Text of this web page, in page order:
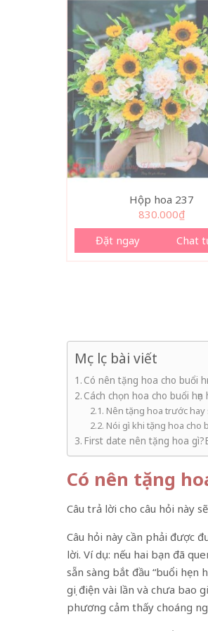
Hộp hoa 237
830.000₫
Đặt ngay
Chat
Mục lục bài viết
Có nên tặng hoa cho buổi
Cách chọn hoa cho buổi
Nên tặng hoa trước hay
Nói gì khi tặng hoa cho
First date nên tặng hoa
Có nên tặng
Câu trả lời cho câu hỏi này
Câu hỏi này cần phải được
lời. Ví dụ: nếu hai bạn đã
sẵn sàng bắt đầu “buổi
gọi điện vài lần và chưa
phương cảm thấy choáng